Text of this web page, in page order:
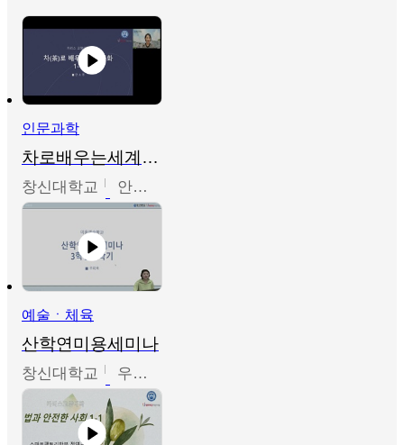
인문과학
차로배우는세계문화
창신대학교 안소영
예술ㆍ체육
산학연미용세미나
창신대학교 우미옥,오윤경,박선이